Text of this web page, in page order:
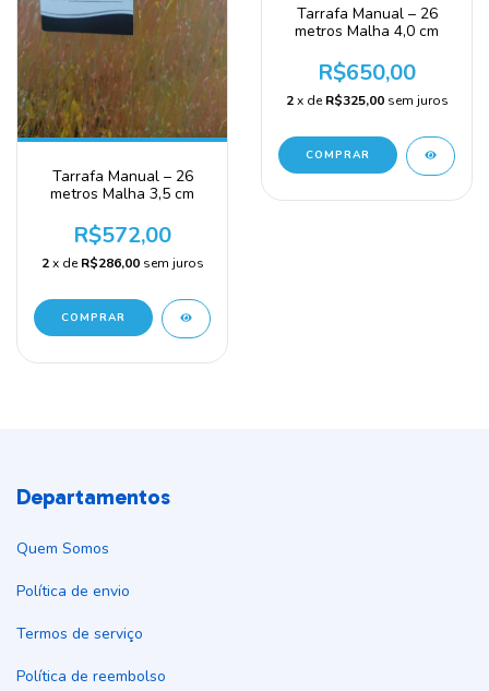
Tarrafa Manual – 26
metros Malha 3,5 cm
R$572,00
2 x deR$286,00 sem juros
COMPRAR
Tarrafa Manual – 26
metros Malha 4,0 cm
R$650,00
2 x deR$325,00 sem juros
COMPRAR
Departamentos
Quem Somos
Política de envio
Termos de serviço
Política de reembolso